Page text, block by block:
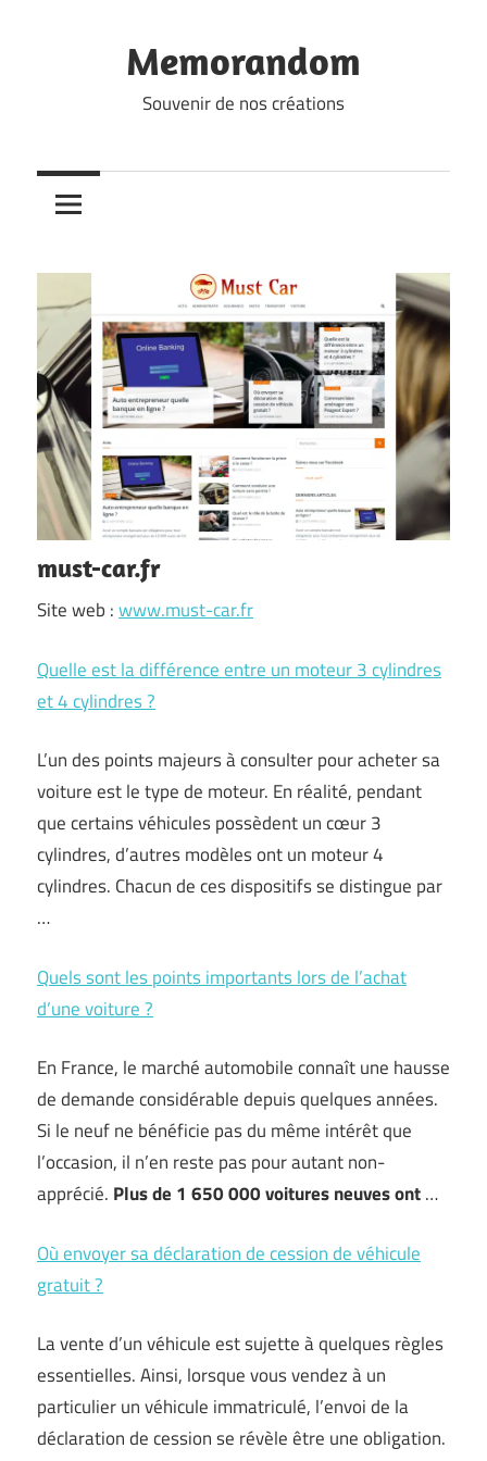
Memorandom
Souvenir de nos créations
must-car.fr
Site web :www.must-car.fr
Quelle est la différence entre un moteur 3 cylindres
et 4 cylindres ?
L’un des points majeurs à consulter pour acheter sa
voiture est le type de moteur. En réalité, pendant
que certains véhicules possèdent un cœur 3
cylindres, d’autres modèles ont un moteur 4
cylindres. Chacun de ces dispositifs se distingue par
…
Quels sont les points importants lors de l’achat
d’une voiture ?
En France, le marché automobile connaît une hausse
de demande considérable depuis quelques années.
Si le neuf ne bénéficie pas du même intérêt que
l’occasion, il n’en reste pas pour autant non-
apprécié. Plus de 1 650 000 voitures neuves ont…
Où envoyer sa déclaration de cession de véhicule
gratuit ?
La vente d’un véhicule est sujette à quelques règles
essentielles. Ainsi, lorsque vous vendez à un
particulier un véhicule immatriculé, l’envoi de la
déclaration de cession se révèle être une obligation.